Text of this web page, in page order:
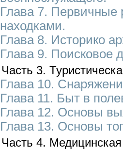
Глава 7. Первичные
находками.
Глава 8. Историко
Глава 9. Поисковое
Часть 3.
Глава 10.
Глава 11. Быт в
Глава 12. Основы
Глава 13. Основы
Часть 4. Медицинская